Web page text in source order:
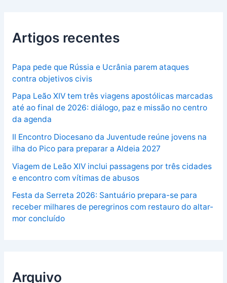
Artigos recentes
Papa pede que Rússia e Ucrânia parem ataques
contra objetivos civis
Papa Leão XIV tem três viagens apostólicas marcadas
até ao final de 2026: diálogo, paz e missão no centro
da agenda
II Encontro Diocesano da Juventude reúne jovens na
ilha do Pico para preparar a Aldeia 2027
Viagem de Leão XIV inclui passagens por três cidades
e encontro com vítimas de abusos
Festa da Serreta 2026: Santuário prepara-se para
receber milhares de peregrinos com restauro do altar-
mor concluído
Arquivo